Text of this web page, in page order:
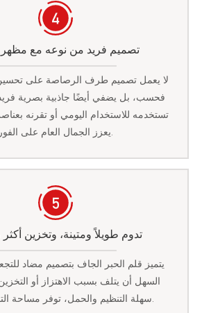
تصميم فريد من نوعه مع
لا يعمل تصميم طرف الرصاصة على تحسين
فحسب، بل يضفي أيضًا جاذبية بصرية
تستخدمه للاستخدام اليومي أو تقرنه
تدوم طويلاً ومتينة، وتخزين
يتميز قلم الحبر الجاف بتصميم مضاد
السهل أن يتلف بسبب الاهتزاز أو
سهلة التنظيم والحمل، توفر مساحة التخزين لديك.